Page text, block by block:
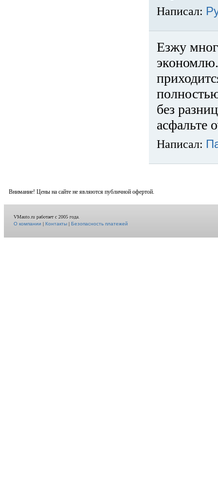
Написал:
Езжу
без
асфальте
Написал:
Внимание! Цены на сайте не являются публичной офертой.
VMauto.ru работает с 2005 года.
О компании|Контакты|Безопасность платежей